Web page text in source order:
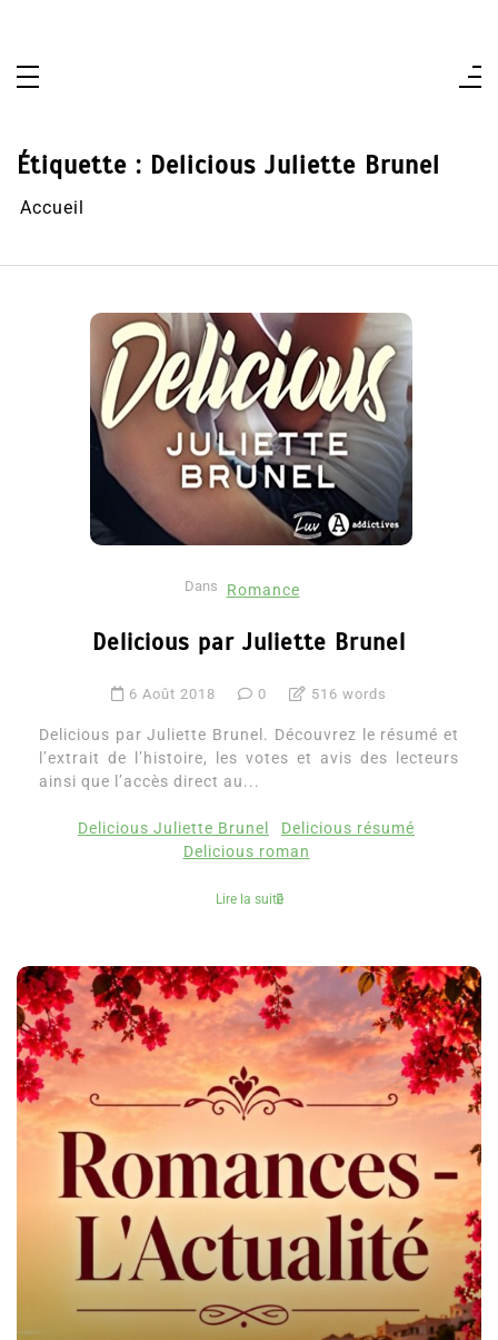
Étiquette : Delicious Juliette Brunel
Accueil
Dans Romance
Delicious par Juliette Brunel
6 Août 2018 0 516 words
Delicious par Juliette Brunel. Découvrez le résumé et
l’extrait de l’histoire, les votes et avis des lecteurs
ainsi que l’accès direct au...
Delicious Juliette Brunel
Delicious résumé
Delicious roman
Lire la suite